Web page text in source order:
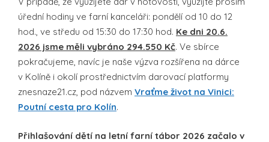
úřední hodiny ve farní kanceláři: pondělí od 10 do 12
hod., ve středu od 15:30 do 17:30 hod. Ke dni 20.6.
2026 jsme měli vybráno 294.550 Kč. Ve sbírce
pokračujeme, navíc je naše výzva rozšířena na dárce
v Kolíně i okolí prostřednictvím darovací platformy
znesnaze21.cz, pod názvem Vraťme život na Vinici:
Poutní cesta pro Kolín.
Přihlašování dětí na letní farní tábor 2026 začalo v